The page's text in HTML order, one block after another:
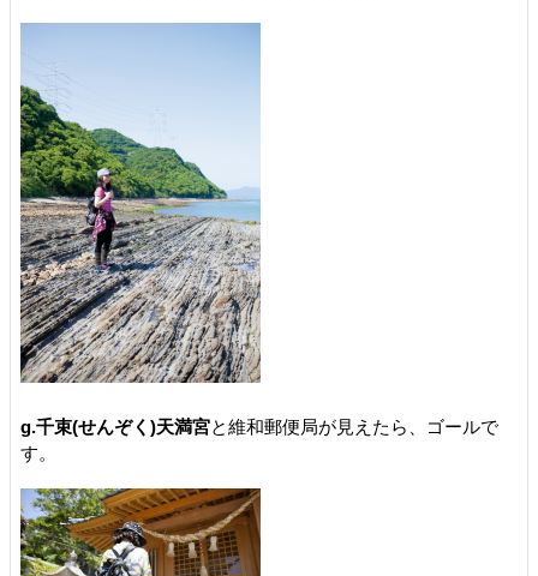
g.千束(せんぞく)天満宮と維和郵便局が見えたら、ゴールで
す。